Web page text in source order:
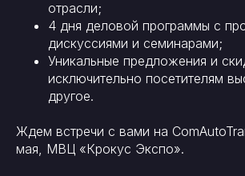
отрасли;
4 дня деловой программы с
дискуссиями и семинарами;
Уникальные предложения и
исключительно посетителям
другое.
Ждем встречи с вами на
мая, МВЦ «Крокус Экспо».